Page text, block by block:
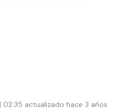
actualizado hace 3 años